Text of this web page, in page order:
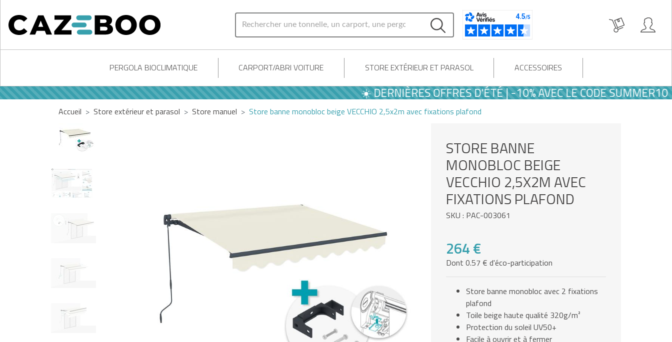
PERGOLA BIOCLIMATIQUE CARPORT/ABRI VOITURE STORE EXTÉRIEUR ET PARASOL ACCESSOIRES
☀️ DERNIÈRES OFFRES D'ÉTÉ | -10% AVEC LE CODE SUMMER10
Accueil Store extérieur et parasol Store manuel Store banne monobloc beige VECCHIO 2,5x2m avec fixations plafond
STORE BANNE
MONOBLOC BEIGE
VECCHIO 2,5X2M AVEC
FIXATIONS PLAFOND
SKU : PAC-003061
264 €
Dont 0.57 € d'éco-participation
Store banne monobloc avec 2 fixations
plafond
Toile beige haute qualité 320g/m²
Protection du soleil UV50+
Facile à ouvrir et à fermer